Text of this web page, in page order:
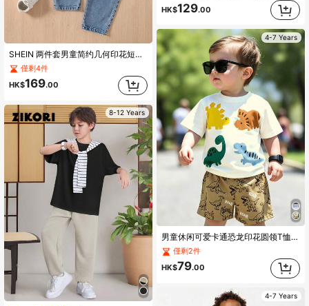
SHEIN 两件套男童简约几何印花短袖T恤和牛仔裤套装，适合外出、休闲、运动和各种活动。
僅剩4件
HK$169.00
8-12 Years
HK$129.00
4-7 Years
男童休闲可爱卡通恐龙印花圆领T恤和印花短裤套装，适合夏季穿着
僅剩2件
HK$79.00
4-7 Years